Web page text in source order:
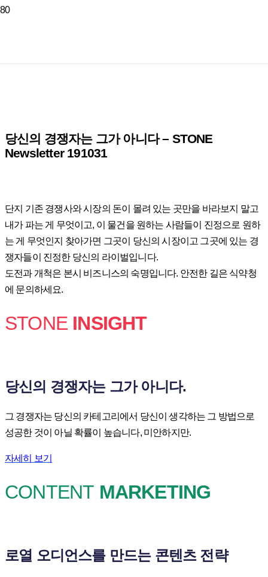
당신의 경쟁자는 그가 아니다 – STONE
Newsletter 191031
단지 기존 경쟁사와 시장의 돈이 몰려 있는 곳만을 바라보지 말고
내가 파는 게 무엇이고, 이 물건을 원하는 사람들이 진정으로 원하
는 게 무엇인지 찾아가면 그곳이 당신의 시장이고 그곳에 있는 경
쟁자들이 진정한 당신의 라이벌입니다.
도전과 개척은 본시 비즈니스의 숙명입니다. 안전한 길은 식약청
에 문의하세요.
STONE INSIGHT
당신의 경쟁자는 그가 아니다.
그 경쟁자는 당신의 카테고리에서 당신이 생각하는 그 방법으로
성공한 것이 아닐 확률이 높습니다, 미안하지만.
자세히 보기
CONTENT MARKETING
로열 오디언스를 만드는 콘텐츠 전략